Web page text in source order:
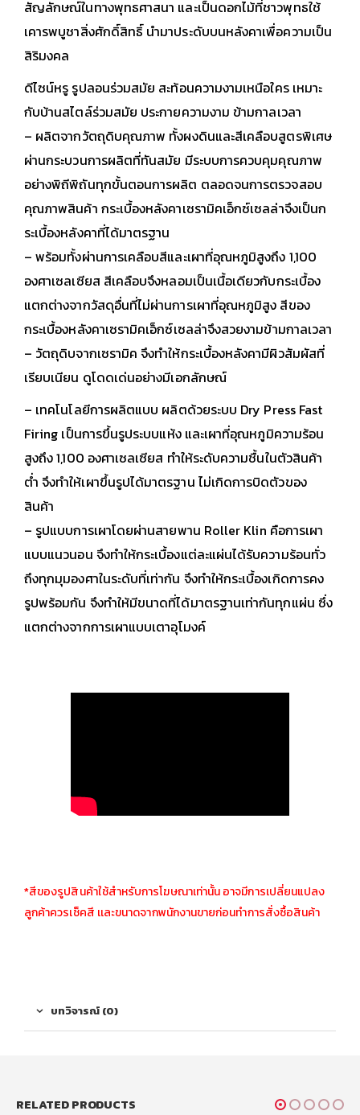
สัญลักษณ์ในทางพุทธศาสนา และเป็นดอกไม้ที่ชาวพุทธใช้
เคารพบูชาสิ่งศักดิ์สิทธิ์ นำมาประดับบนหลังคาเพื่อความเป็น
สิริมงคล
ดีไซน์หรู รูปลอนร่วมสมัย สะท้อนความงามเหนือใคร เหมาะ
กับบ้านสไตล์ร่วมสมัย ประกายความงาม ข้ามกาลเวลา
– ผลิตจากวัตถุดิบคุณภาพ ทั้งผงดินและสีเคลือบสูตรพิเศษ
ผ่านกระบวนการผลิตที่ทันสมัย มีระบบการควบคุมคุณภาพ
อย่างพิถีพิถันทุกขั้นตอนการผลิต ตลอดจนการตรวจสอบ
คุณภาพสินค้า กระเบื้องหลังคาเซรามิคเอ็กซ์เซลล่าจึงเป็นก
ระเบื้องหลังคาที่ได้มาตรฐาน
– พร้อมทั้งผ่านการเคลือบสีและเผาที่อุณหภูมิสูงถึง 1,100
องศาเซลเซียส สีเคลือบจึงหลอมเป็นเนื้อเดียวกับกระเบื้อง
แตกต่างจากวัสดุอื่นที่ไม่ผ่านการเผาที่อุณหภูมิสูง สีของ
กระเบื้องหลังคาเซรามิคเอ็กซ์เซลล่าจึงสวยงามข้ามกาลเวลา
– วัตถุดิบจากเซรามิค จึงทำให้กระเบื้องหลังคามีผิวสัมผัสที่
เรียบเนียน ดูโดดเด่นอย่างมีเอกลักษณ์
– เทคโนโลยีการผลิตแบบ ผลิตด้วยระบบ Dry Press Fast
Firing เป็นการขึ้นรูประบบแห้ง และเผาที่อุณหภูมิความร้อน
สูงถึง 1,100 องศาเซลเซียส ทำให้ระดับความชื้นในตัวสินค้า
ต่ำ จึงทำให้เผาขึ้นรูปได้มาตรฐาน ไม่เกิดการบิดตัวของ
สินค้า
– รูปแบบการเผาโดยผ่านสายพาน Roller Klin คือการเผา
แบบแนวนอน จึงทำให้กระเบื้องแต่ละแผ่นได้รับความร้อนทั่ว
ถึงทุกมุมองศาในระดับที่เท่ากัน จึงทำให้กระเบื้องเกิดการคง
รูปพร้อมกัน จึงทำให้มีขนาดที่ได้มาตรฐานเท่ากันทุกแผ่น ซึ่ง
แตกต่างจากการเผาแบบเตาอุโมงค์
*สีของรูปสินค้าใช้สำหรับการโฆษณาเท่านั้น อาจมีการเปลี่ยนแปลง
ลูกค้าควรเช็คสี เเละขนาดจากพนักงานขายก่อนทำการสั่งซื้อสินค้า
บทวิจารณ์ (0)
RELATED PRODUCTS